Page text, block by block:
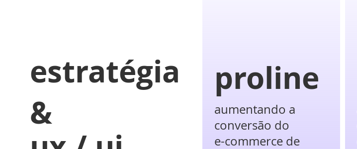
proline
aumentando a
conversão do
e-commerce de
estratégia
&